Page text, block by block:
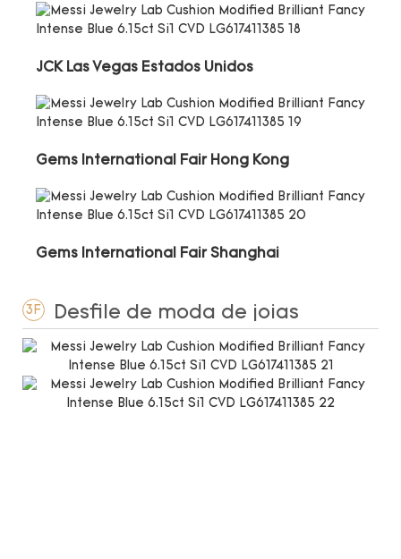
JCK Las Vegas Estados Unidos
Gems International Fair Hong Kong
Gems International Fair Shanghai
3F Desfile de moda de joias